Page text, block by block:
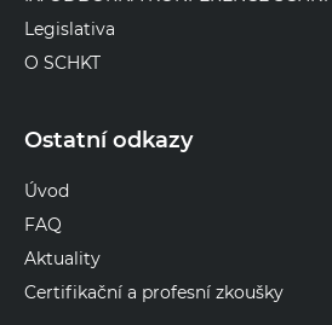
Legislativa
O SCHKT
Ostatní odkazy
Úvod
FAQ
Aktuality
Certifikační a profesní zkoušky